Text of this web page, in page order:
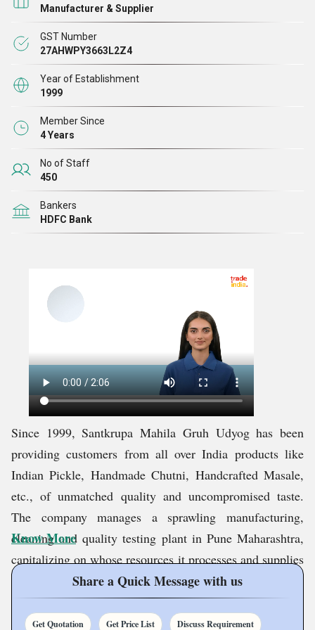
Manufacturer & Supplier
GST Number
27AHWPY3663L2Z4
Year of Establishment
1999
Member Since
4 Years
No of Staff
450
Bankers
HDFC Bank
Since 1999, Santkrupa Mahila Gruh Udyog has been
providing customers from all over India products like
Indian Pickle, Handmade Chutni, Handcrafted Masale,
etc., of unmatched quality and uncompromised taste.
The company manages a sprawling manufacturing,
cleaning and quality testing plant in Pune Maharashtra,
capitalizing on whose resources it processes and supplies
fine quality edible products in bulk. Advanced product
testing and packaging materials are used so that products
do not lose their inherent flavour, aroma and nutritional
Know More
Share a Quick Message with us
Get Quotation Get Price List Discuss Requirement